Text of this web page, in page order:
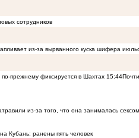
сотрудников
из-за вырванного куска шифера
по-прежнему фиксируется в Шахтах 15:44
из-за того, что она занималась
Кубань: ранены пять человек